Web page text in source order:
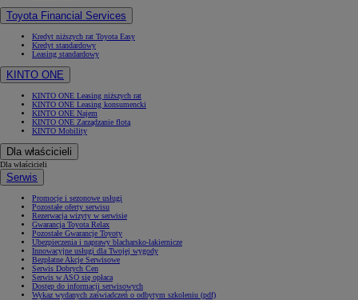
Toyota Financial Services
Kredyt niższych rat Toyota Easy
Kredyt standardowy
Leasing standardowy
KINTO ONE
KINTO ONE Leasing niższych rat
KINTO ONE Leasing konsumencki
KINTO ONE Najem
KINTO ONE Zarządzanie flotą
KINTO Mobility
Dla właścicieli
Dla właścicieli
Serwis
Promocje i sezonowe usługi
Pozostałe oferty serwisu
Rezerwacja wizyty w serwisie
Gwarancja Toyota Relax
Pozostałe Gwarancje Toyoty
Ubezpieczenia i naprawy blacharsko-lakiernicze
Innowacyjne usługi dla Twojej wygody
Bezpłatne Akcje Serwisowe
Serwis Dobrych Cen
Serwis w ASO się opłaca
Dostęp do informacji serwisowych
Wykaz wydanych zaświadczeń o odbytym szkoleniu (pdf)